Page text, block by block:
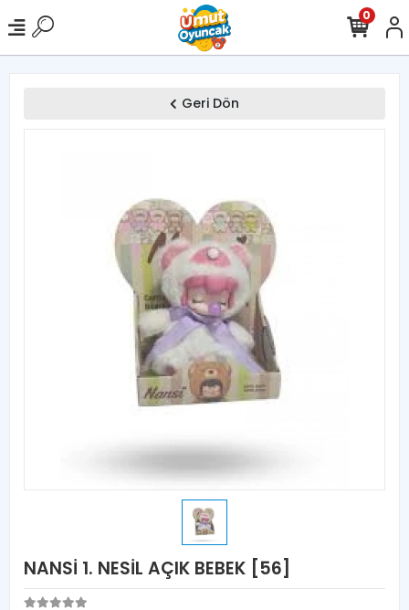
0
Geri Dön
NANSİ 1. NESİL AÇIK BEBEK [56]